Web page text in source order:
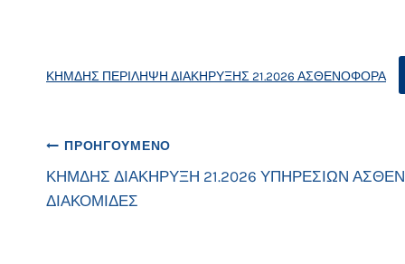
ΚΗΜΔΗΣ ΠΕΡΙΛΗΨΗ ΔΙΑΚΗΡΥΞΗΣ 21.2026 ΑΣΘΕΝΟΦΟΡΑ
Πλοήγηση
άρθρων
ΠΡΟΗΓΟΎΜΕΝΟ
ΚΗΜΔΗΣ ΔΙΑΚΗΡΥΞΗ 21.2026 ΥΠΗΡΕΣΙΩΝ
ΔΙΑΚΟΜΙΔΕΣ